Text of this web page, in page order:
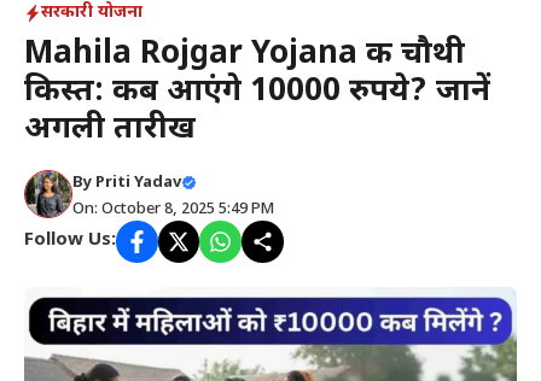
सरकारी योजना
Mahila Rojgar Yojana की चौथी
किस्त: कब आएंगे 10000 रुपये? जानें
अगली तारीख
By Priti Yadav
On: October 8, 2025 5:49 PM
Follow Us: